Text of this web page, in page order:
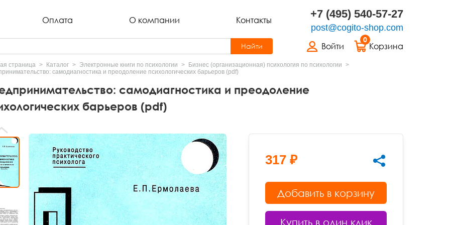
Оплата О компании Контакты +7 (495) 540-57-27
post@cogito-shop.com
Войти
0
Корзина
Найти
страница Каталог Электронные книги по психологии
Бизнес (организационная) психология по психологии
самодиагностика и преодоление психологических барьеров (pdf)
самодиагностика и преодоление
барьеров (pdf)
317 ₽
Добавить в корзину
Купить в один клик